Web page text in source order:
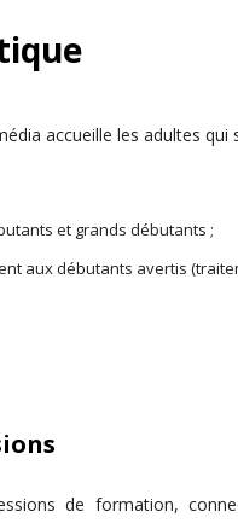
accueille les adultes
et grands débutants ;
aux débutants avertis
de formation,